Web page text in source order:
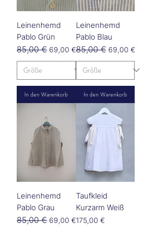
Leinenhemd
Pablo Grün
Standardpreis
85,00 € Sale-Preis
69,00 €
In den Warenkorb
Leinenhemd
Pablo Blau
Standardpreis
85,00 € Sale-Preis
69,00 €
In den Warenkorb
Leinenhemd
Pablo Grau
Standardpreis
85,00 € Sale-Preis
69,00 €
Taufkleid
Kurzarm Weiß
Preis
175,00 €